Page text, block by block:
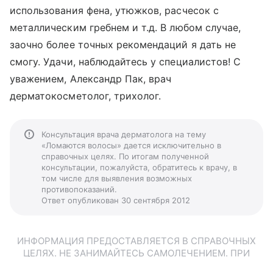
использования фена, утюжков, расчесок с
металлическим гребнем и т.д. В любом случае,
заочно более точных рекомендаций я дать не
смогу. Удачи, наблюдайтесь у специалистов! С
уважением, Александр Пак, врач
дерматокосметолог, трихолог.
Консультация врача дерматолога на тему
«Ломаются волосы» дается исключительно в
справочных целях. По итогам полученной
консультации, пожалуйста, обратитесь к врачу, в
том числе для выявления возможных
противопоказаний.
Ответ опубликован 30 сентября 2012
ИНФОРМАЦИЯ ПРЕДОСТАВЛЯЕТСЯ В СПРАВОЧНЫХ
ЦЕЛЯХ. НЕ ЗАНИМАЙТЕСЬ САМОЛЕЧЕНИЕМ. ПРИ